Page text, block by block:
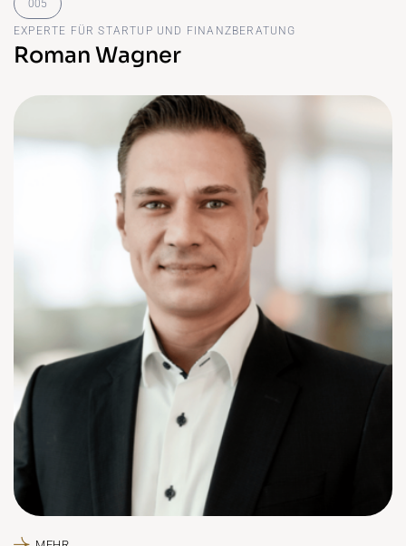
Roman Wagner
EXPERTE FÜR STARTUP UND FINANZBERATUNG